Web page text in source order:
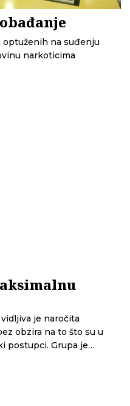
optuženih na suđenju
narkoticima
je naročita
obzira na to što su u
postupci. Grupa je